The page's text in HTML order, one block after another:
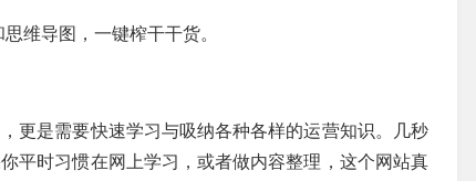
维导图，一键榨干干货。
更是需要快速学习与吸纳各种各样的运营知识。几秒
平时习惯在网上学习，或者做内容整理，这个网站真